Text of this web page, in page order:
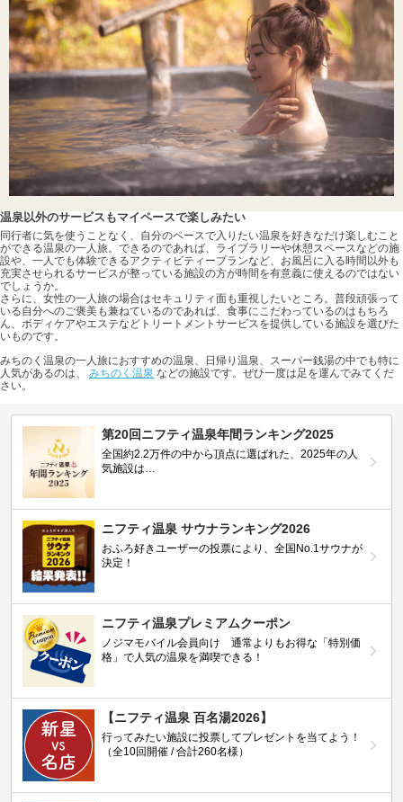
温泉以外のサービスもマイペースで楽しみたい
同行者に気を使うことなく、自分のペースで入りたい温泉を好きなだけ楽しむこと
ができる温泉の一人旅。できるのであれば、ライブラリーや休憩スペースなどの施
設や、一人でも体験できるアクティビティープランなど、お風呂に入る時間以外も
充実させられるサービスが整っている施設の方が時間を有意義に使えるのではない
でしょうか。
さらに、女性の一人旅の場合はセキュリティ面も重視したいところ。普段頑張って
いる自分へのご褒美も兼ねているのであれば、食事にこだわっているのはもちろ
ん、ボディケアやエステなどトリートメントサービスを提供している施設を選びた
いものです。
みちのく温泉の一人旅におすすめの温泉、日帰り温泉、スーパー銭湯の中でも特に
人気があるのは、 みちのく温泉 などの施設です。ぜひ一度は足を運んでみてくだ
さい。
第20回ニフティ温泉年間ランキング2025
全国約2.2万件の中から頂点に選ばれた、2025年の人
気施設は…
ニフティ温泉 サウナランキング2026
おふろ好きユーザーの投票により、全国No.1サウナが
決定！
ニフティ温泉プレミアムクーポン
ノジマモバイル会員向け 通常よりもお得な「特別価
格」で人気の温泉を満喫できる！
【ニフティ温泉 百名湯2026】
行ってみたい施設に投票してプレゼントを当てよう！
（全10回開催 / 合計260名様）